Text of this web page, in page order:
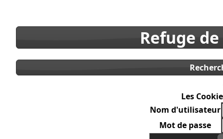
Refuge
Les
Nom d'utilisateur
Mot de passe